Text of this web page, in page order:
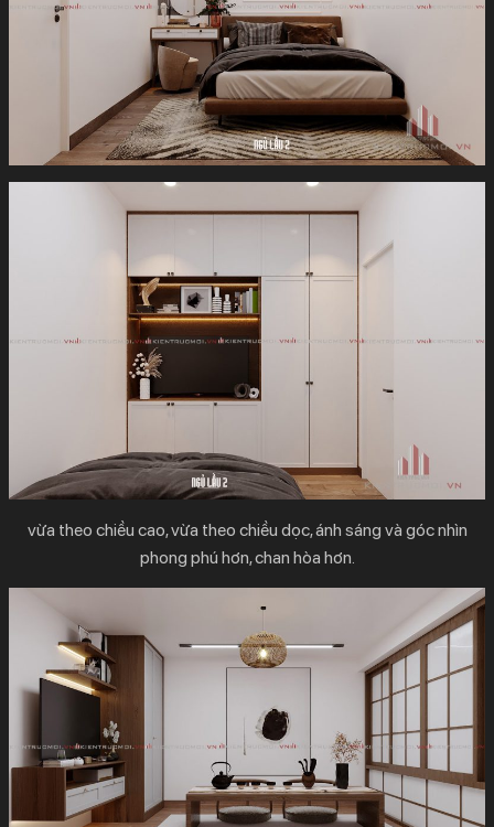
vừa theo chiều cao, vừa theo chiều dọc, ánh sáng và góc nhìn
phong phú hơn, chan hòa hơn.